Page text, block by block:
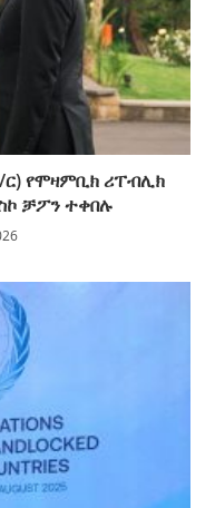
የሞዛምቢክ ሪፐብሊክ
ቻፖን ተቀበሉ